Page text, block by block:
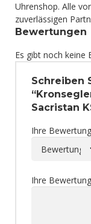
Uhrenshop. Alle
zuverlässigen
Bewertungen
Es gibt noch keine
Schreiben
Sacristan
Ihre Bewertung
Ihre Bewertung